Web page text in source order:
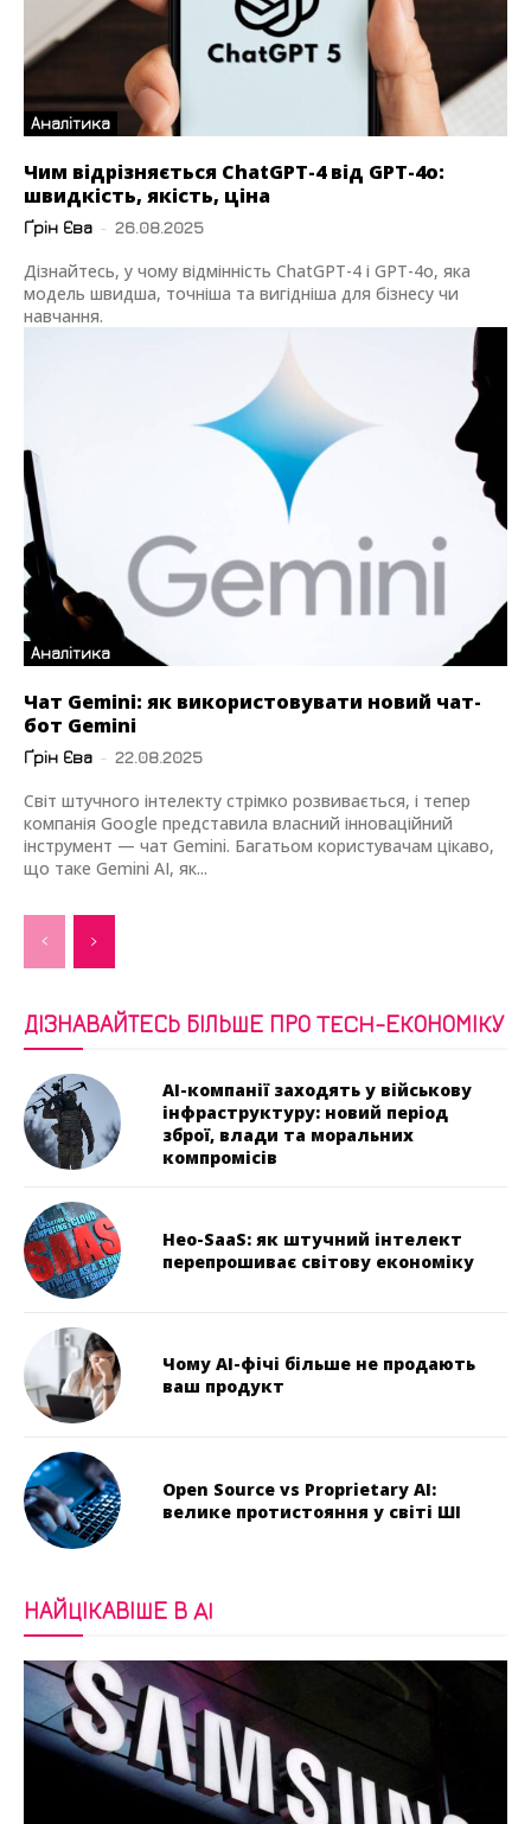
Аналітика
Чим відрізняється ChatGPT-4 від GPT-4o:
швидкість, якість, ціна
Ґрін Єва - 26.08.2025
Дізнайтесь, у чому відмінність ChatGPT-4 і GPT-4o, яка
модель швидша, точніша та вигідніша для бізнесу чи
навчання.
Аналітика
Чат Gemini: як використовувати новий чат-
бот Gemini
Ґрін Єва - 22.08.2025
Світ штучного інтелекту стрімко розвивається, і тепер
компанія Google представила власний інноваційний
інструмент — чат Gemini. Багатьом користувачам цікаво,
що таке Gemini AI, як...
ДІЗНАВАЙТЕСЬ БІЛЬШЕ ПРО TECH-ЕКОНОМІКУ
AI-компанії заходять у військову
інфраструктуру: новий період
зброї, влади та моральних
компромісів
Нео-SaaS: як штучний інтелект
перепрошиває світову економіку
Чому AI-фічі більше не продають
ваш продукт
Open Source vs Proprietary AI:
велике протистояння у світі ШІ
НАЙЦІКАВІШЕ В AI